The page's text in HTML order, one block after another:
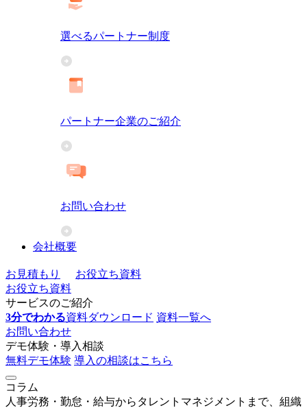
選べるパートナー制度
パートナー企業のご紹介
お問い合わせ
会社概要
お見積もり
お役立ち資料
お役立ち資料
サービスのご紹介
3分でわかる資料ダウンロード 資料一覧へ
お問い合わせ
デモ体験・導入相談
無料デモ体験 導入の相談はこちら
コラム
人事労務・勤怠・給与からタレントマネジメントまで、組織